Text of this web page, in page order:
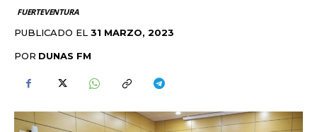
FUERTEVENTURA
PUBLICADO EL 31 MARZO, 2023
POR DUNAS FM